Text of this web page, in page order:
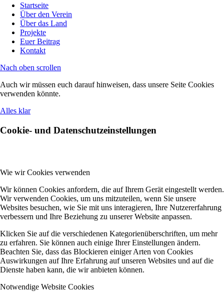
Startseite
Über den Verein
Über das Land
Projekte
Euer Beitrag
Kontakt
Nach oben scrollen
Auch wir müssen euch darauf hinweisen, dass unsere Seite Cookies
verwenden könnte.
Alles klar
Cookie- und Datenschutzeinstellungen
Wie wir Cookies verwenden
Wir können Cookies anfordern, die auf Ihrem Gerät eingestellt werden.
Wir verwenden Cookies, um uns mitzuteilen, wenn Sie unsere
Websites besuchen, wie Sie mit uns interagieren, Ihre Nutzererfahrung
verbessern und Ihre Beziehung zu unserer Website anpassen.
Klicken Sie auf die verschiedenen Kategorienüberschriften, um mehr
zu erfahren. Sie können auch einige Ihrer Einstellungen ändern.
Beachten Sie, dass das Blockieren einiger Arten von Cookies
Auswirkungen auf Ihre Erfahrung auf unseren Websites und auf die
Dienste haben kann, die wir anbieten können.
Notwendige Website Cookies